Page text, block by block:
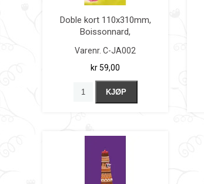
Doble kort 110x310mm,
Boissonnard,
Varenr. C-JA002
kr 59,00
KJØP